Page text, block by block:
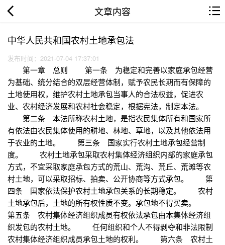
文章内容
中华人民共和国农村土地承包法
发布时间：2021-07-04 17:37:01
第一章 总则 第一条 为稳定和完善以家庭承包经营
为基础、统分结合的双层经营体制，赋予农民长期而有保障的
土地使用权，维护农村土地承包当事人的合法权益，促进农
业、农村经济发展和农村社会稳定，根据宪法，制定本法。
第二条 本法所称农村土地，是指农民集体所有和国家所
有依法由农民集体使用的耕地、林地、草地，以及其他依法用
于农业的土地。 第三条 国家实行农村土地承包经营制
度。 农村土地承包采取农村集体经济组织内部的家庭承包
方式，不宜采取家庭承包方式的荒山、荒沟、荒丘、荒滩等农
村土地，可以采取招标、拍卖、公开协商等方式承包。 第
四条 国家依法保护农村土地承包关系的长期稳定。 农村
土地承包后，土地的所有权性质不变。承包地不得买卖。
第五条 农村集体经济组织成员有权依法承包由本集体经济组
织发包的农村土地。 任何组织和个人不得剥夺和非法限制
农村集体经济组织成员承包土地的权利。 第六条 农村土